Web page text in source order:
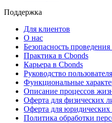
Поддержка
Для клиентов
О нас
Безопасность
Практика в Cbonds
Карьера в Cbonds
Руководство
Функциональные
Описание процессов
Оферта для физических
Оферта для юридических
Политика обработки